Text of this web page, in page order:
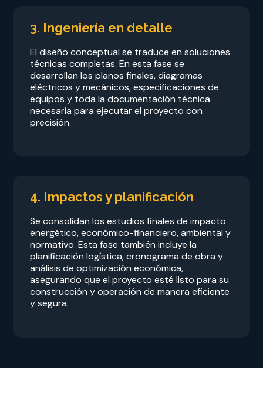
3. Ingeniería en detalle
El diseño conceptual se traduce en soluciones
técnicas completas. En esta fase se
desarrollan los planos finales, diagramas
eléctricos y mecánicos, especificaciones de
equipos y toda la documentación técnica
necesaria para ejecutar el proyecto con
precisión.
4. Impactos y planificación
Se consolidan los estudios finales de impacto
energético, económico-financiero, ambiental y
normativo. Esta fase también incluye la
planificación logística, cronograma de obra y
análisis de optimización económica,
asegurando que el proyecto esté listo para su
construcción y operación de manera eficiente
y segura.